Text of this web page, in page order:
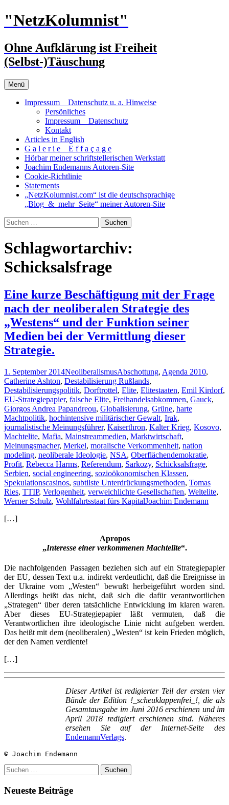
Zum
Inhalt
"NetzKolumnist"
Ohne Aufklärung ist Freiheit
(Selbst-)Täuschung
Menü
Impressum _ Datenschutz u. a. Hinweise
Persönliches
Impressum _ Datenschutz
Kontakt
Articles in English
G a l e r i e _ E f f a ç a g e
Hörbar meiner schriftstellerischen Werkstatt
Joachim Endemanns Autoren-Site
Cookie-Richtlinie
Statements
„NetzKolumnist.com“ ist die deutschsprachige
„Blog_&_mehr_Seite“ meiner Autoren-Site
Suchen
nach:
Schlagwortarchiv:
Schicksalsfrage
Eine kurze Beschäftigung mit der Frage
nach der neoliberalen Strategie des
„Westens“ und der Funktion seiner
Medien bei der Vermittlung dieser
Strategie.
1. September 2014NeoliberalismusAbschottung, Agenda 2010,
Catherine Ashton, Destabilisierung Rußlands,
Destabilisierungspolitik, Dorftrottel, Elite, Elitestaaten, Emil Kirdorf,
EU-Strategiepapier, falsche Elite, Freihandelsabkommen, Gauck,
Giorgos Andrea Papandreou, Globalisierung, Grüne, harte
Machtpolitik, hochintensive militärischer Gewalt, Irak,
journalistische Meinungsführer, Kaiserthron, Kalter Krieg, Kosovo,
Machtelite, Mafia, Mainstreammedien, Marktwirtschaft,
Meinungsmacher, Merkel, moralische Verkommenheit, nation
modeling, neoliberale Ideologie, NSA, Oberflächendemokratie,
Profit, Rebecca Harms, Referendum, Sarkozy, Schicksalsfrage,
Serbien, social engineering, sozioökonomischen Klassen,
Spekulationscasinos, subtilste Unterdrückungsmethoden, Tomas
Ries, TTIP, Verlogenheit, verweichlichte Gesellschaften, Weltelite,
Werner Schulz, Wohlfahrtsstaat fürs KapitalJoachim Endemann
[…]
Apropos
„Interesse einer verkommenen Machtelite“.
Die nachfolgenden Passagen beziehen sich auf ein Strategiepapier
der EU, dessen Text u.a. indirekt verdeutlicht, daß die Ereignisse in
der Ukraine vom „Westen“ bewußt herbeigeführt worden sind.
Allerdings heißt das nicht, daß sich die dafür verantwortlichen
„Strategen“ über deren tatsächliche Entwicklung im klaren waren.
Aber dieses EU-Strategiepapier läßt vermuten, daß die
Verantwortlichen ihre ideologische Linie nicht aufgeben werden.
Das heißt mit dem (neoliberalen) „Westen“ ist kein Frieden möglich,
der den Namen verdiente!
[…]
Dieser Artikel ist redigierter Teil der ersten vier
Bände der Edition !_scheuklappenfrei_!, die als
Gesamtausgabe im Juni 2016 erschienen und im
April 2018 redigiert erschienen sind. Näheres
ersehen Sie auf der
Internet-Seite des
EndemannVerlags.
© Joachim Endemann
Suchen
nach:
Neueste Beiträge